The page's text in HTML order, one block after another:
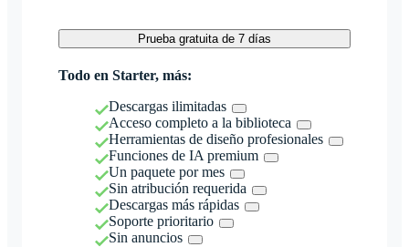
Prueba gratuita de 7 días
Todo en Starter, más:
Descargas ilimitadas
Acceso completo a la biblioteca
Herramientas de diseño profesionales
Funciones de IA premium
Un paquete por mes
Sin atribución requerida
Descargas más rápidas
Soporte prioritario
Sin anuncios